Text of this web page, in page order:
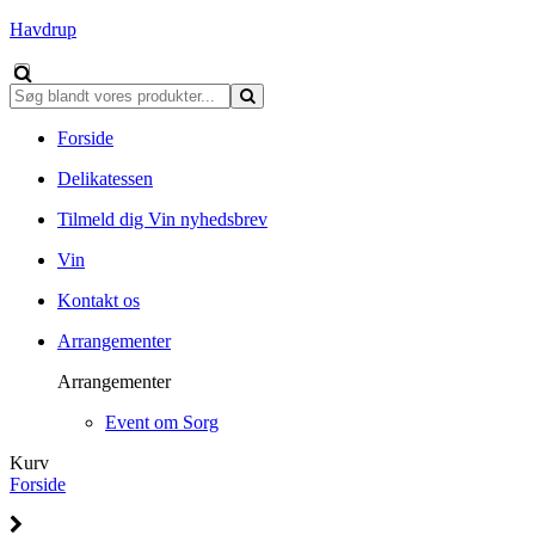
Havdrup
Forside
Delikatessen
Tilmeld dig Vin nyhedsbrev
Vin
Kontakt os
Arrangementer
Arrangementer
Event om Sorg
Kurv
Forside